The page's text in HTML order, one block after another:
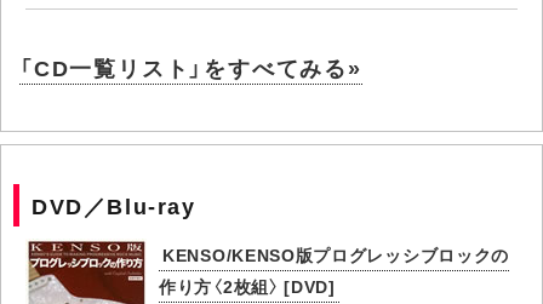
「CD一覧リスト」をすべてみる»
DVD／Blu-ray
KENSO/KENSO版プログレッシブロックの
作り方〈2枚組〉 [DVD]